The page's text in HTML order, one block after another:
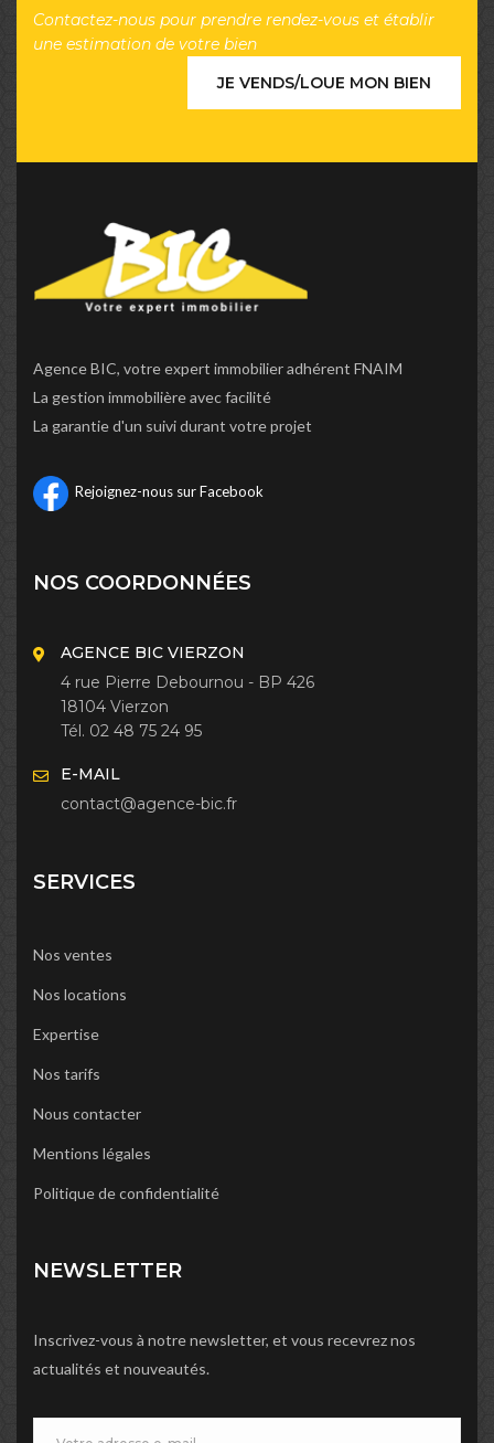
Contactez-nous pour prendre rendez-vous et établir
une estimation de votre bien
JE VENDS/LOUE MON BIEN
Agence BIC, votre expert immobilier adhérent FNAIM
La gestion immobilière avec facilité
La garantie d'un suivi durant votre projet
Rejoignez-nous sur Facebook
NOS COORDONNÉES
AGENCE BIC VIERZON
4 rue Pierre Debournou - BP 426
18104 Vierzon
Tél. 02 48 75 24 95
E-MAIL
contact@agence-bic.fr
SERVICES
Nos ventes
Nos locations
Expertise
Nos tarifs
Nous contacter
Mentions légales
Politique de confidentialité
NEWSLETTER
Inscrivez-vous à notre newsletter, et vous recevrez nos
actualités et nouveautés.